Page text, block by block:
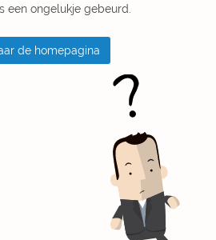
een ongelukje gebeurd.
de homepagina